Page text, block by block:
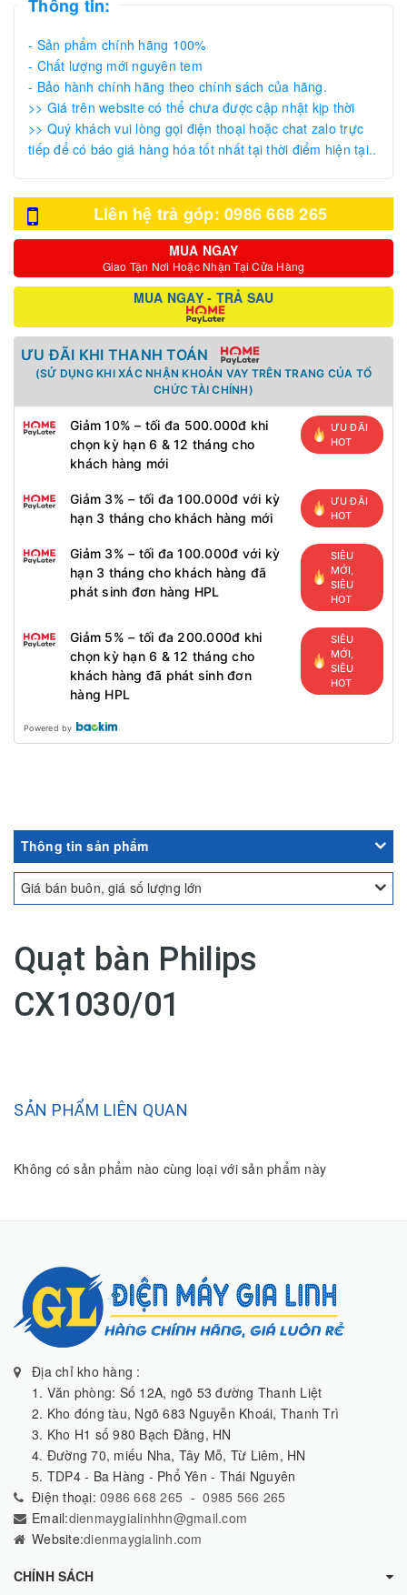
Thông tin:
- Sản phẩm chính hãng 100%
- Chất lượng mới nguyên tem
- Bảo hành chính hãng theo chính sách của hãng.
>> Giá trên website có thể chưa được cập nhật kịp thời
>> Quý khách vui lòng gọi điện thoại hoặc chat zalo trực
tiếp để có báo giá hàng hóa tốt nhất tại thời điểm hiện tại..
Liên hệ trả góp: 0986 668 265
MUA NGAY
Giao Tận Nơi Hoặc Nhận Tại Cửa Hàng
MUA NGAY - TRẢ SAU
ƯU ĐÃI KHI THANH TOÁN
(SỬ DỤNG KHI XÁC NHẬN KHOẢN VAY TRÊN TRANG CỦA TỔ
CHỨC TÀI CHÍNH)
Giảm 10% – tối đa 500.000đ khi
chọn kỳ hạn 6 & 12 tháng cho
khách hàng mới
ƯU ĐÃI
HOT
Giảm 3% – tối đa 100.000đ với kỳ
hạn 3 tháng cho khách hàng mới
ƯU ĐÃI
HOT
Giảm 3% – tối đa 100.000đ với kỳ
hạn 3 tháng cho khách hàng đã
phát sinh đơn hàng HPL
SIÊU
MỚI,
SIÊU
HOT
Giảm 5% – tối đa 200.000đ khi
chọn kỳ hạn 6 & 12 tháng cho
khách hàng đã phát sinh đơn
hàng HPL
SIÊU
MỚI,
SIÊU
HOT
Powered by
Thông tin sản phẩm
Giá bán buôn, giá số lượng lớn
Quạt bàn Philips
CX1030/01
SẢN PHẨM LIÊN QUAN
Không có sản phẩm nào cùng loại với sản phẩm này
Địa chỉ kho hàng :
1. Văn phòng: Số 12A, ngõ 53 đường Thanh Liệt
2. Kho đóng tàu, Ngõ 683 Nguyễn Khoái, Thanh Trì
3. Kho H1 số 980 Bạch Đằng, HN
4. Đường 70, miếu Nha, Tây Mỗ, Từ Liêm, HN
5. TDP4 - Ba Hàng - Phổ Yên - Thái Nguyên
Điện thoại: 0986 668 265 -0985 566 265
Email:dienmaygialinhhn@gmail.com
Website:dienmaygialinh.com
CHÍNH SÁCH